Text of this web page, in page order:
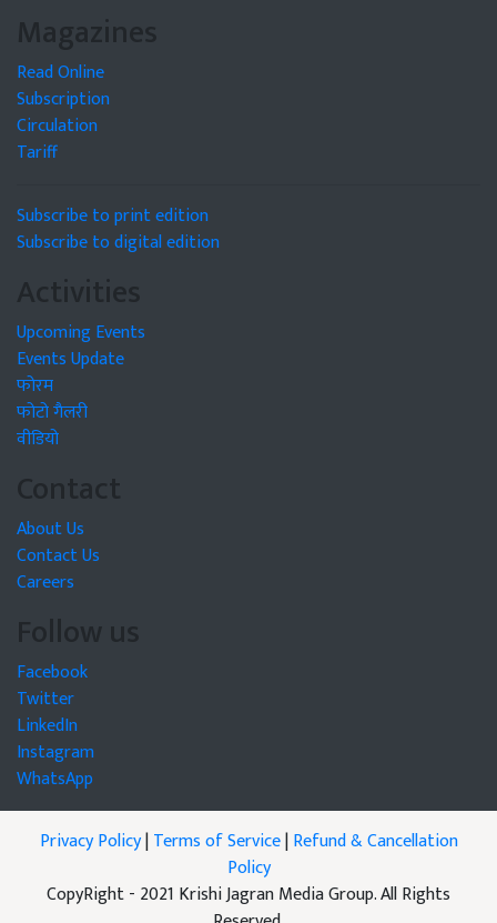
Magazines
Read Online
Subscription
Circulation
Tariff
Subscribe to print edition
Subscribe to digital edition
Activities
Upcoming Events
Events Update
फोरम
फोटो गैलरी
वीडियो
Contact
About Us
Contact Us
Careers
Follow us
Facebook
Twitter
LinkedIn
Instagram
WhatsApp
Privacy Policy|Terms of Service|Refund & Cancellation
Policy
CopyRight - 2021 Krishi Jagran Media Group. All Rights